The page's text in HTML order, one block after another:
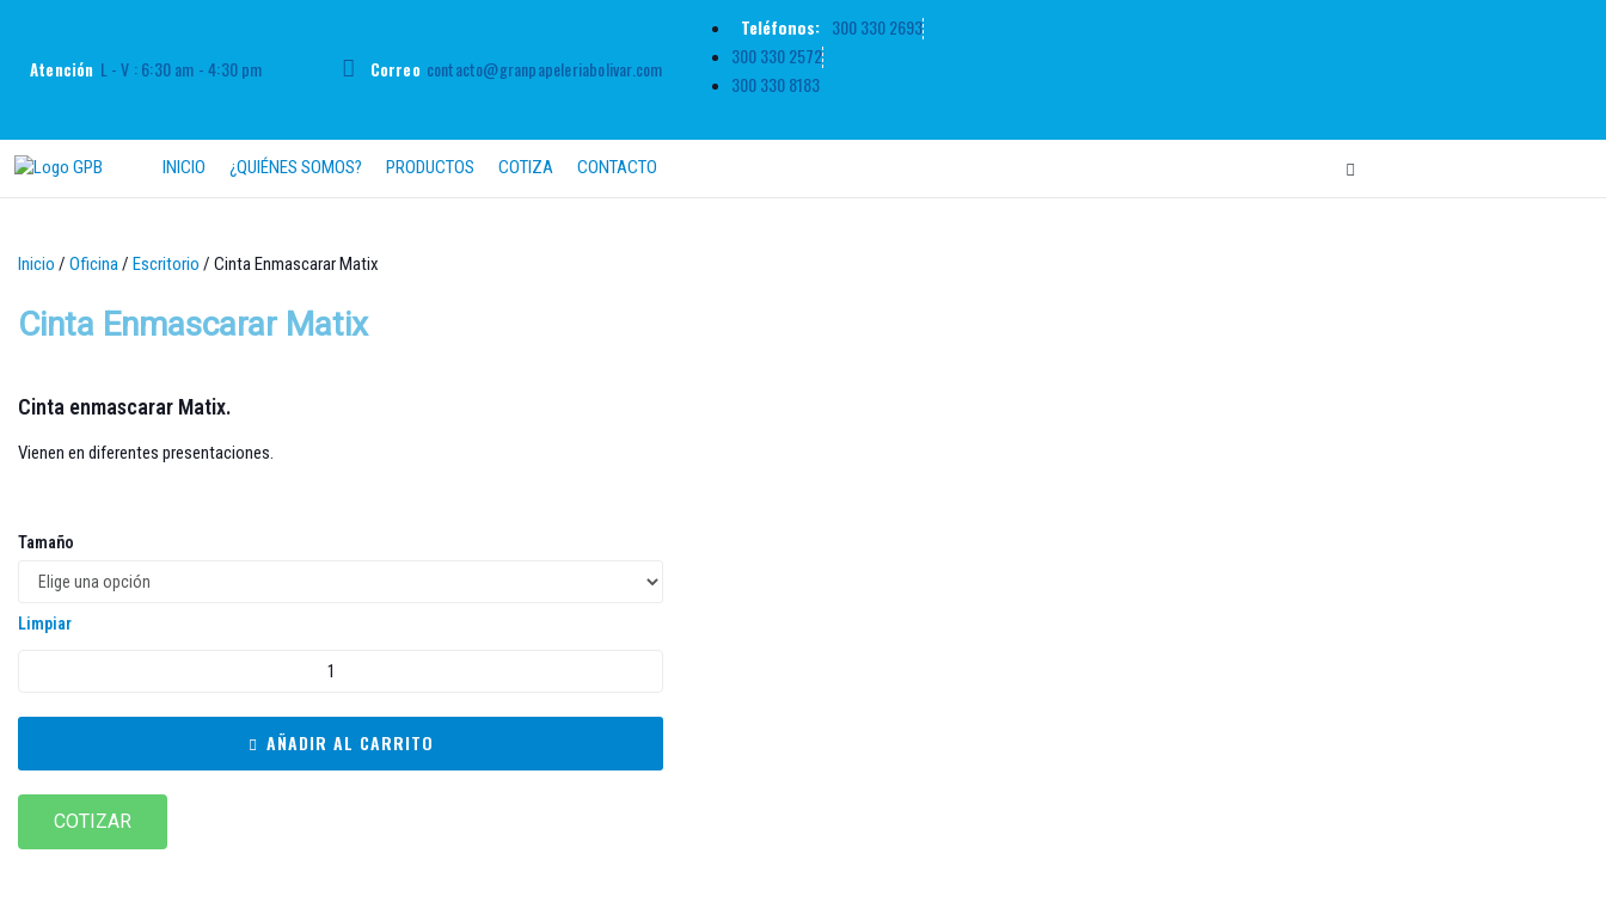
Atención L - V : 6:30 am - 4:30 pm Correo contacto@granpapeleriabolivar.com
Teléfonos: 300 330 2693
300 330 2572
300 330 8183
INICIO ¿QUIÉNES SOMOS? PRODUCTOS COTIZA CONTACTO
Inicio / Oficina / Escritorio / Cinta Enmascarar Matix
Cinta Enmascarar Matix
Cinta enmascarar Matix.
Vienen en diferentes presentaciones.
Tamaño
Limpiar
AÑADIR AL CARRITO
COTIZAR